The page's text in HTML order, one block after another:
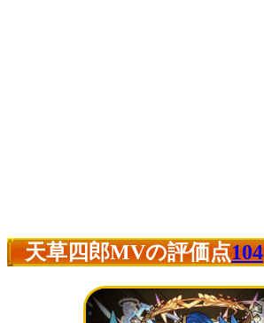
天草四郎MVの評価点104